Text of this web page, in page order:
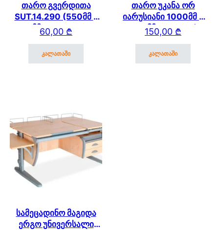
თარო გვერდითა
SUT.14.290 (550მმ *
250 მმ) SUT.14/15/17
60,00 ₾
კალათაში
თარო უკანა ორ
იარუსიანი 1000მმ *
250 მმ (ეკო 100)
150,00 ₾
კალათაში
სამეცადინო მაგიდა
ერგო უნივერსალი